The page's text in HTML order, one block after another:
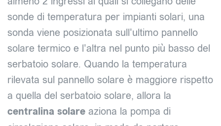
sonde di temperatura per impianti solari, una
sonda viene posizionata sull'ultimo pannello
solare termico e l'altra nel punto più basso del
serbatoio solare. Quando la temperatura
rilevata sul pannello solare è maggiore rispetto
a quella del serbatoio solare, allora la
centralina solare aziona la pompa di